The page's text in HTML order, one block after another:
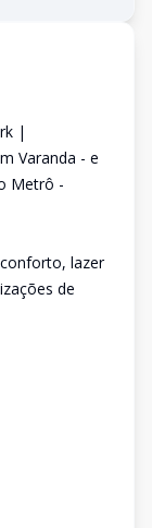
|
Varanda - e
Metrô -
lazer
de